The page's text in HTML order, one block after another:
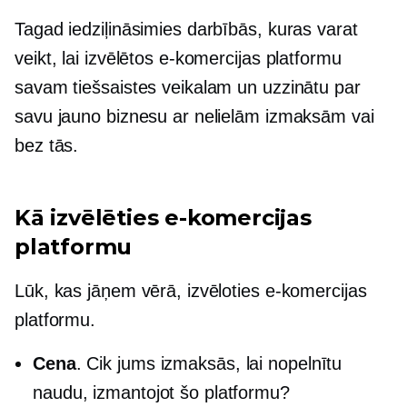
Tagad iedziļināsimies darbībās, kuras varat
veikt, lai izvēlētos e-komercijas platformu
savam tiešsaistes veikalam un uzzinātu par
savu jauno biznesu ar nelielām izmaksām vai
bez tās.
Kā izvēlēties e-komercijas
platformu
Lūk, kas jāņem vērā, izvēloties e-komercijas
platformu.
Cena. Cik jums izmaksās, lai nopelnītu
naudu, izmantojot šo platformu?